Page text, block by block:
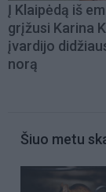
Į Klaipėdą iš
grįžusi Karina
įvardijo
norą
Šiuo metu